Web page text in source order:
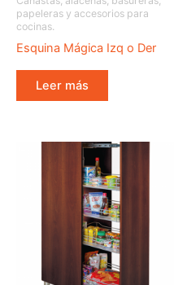
papeleras y accesorios para
cocinas.
Esquina Mágica Izq o Der
Leer más